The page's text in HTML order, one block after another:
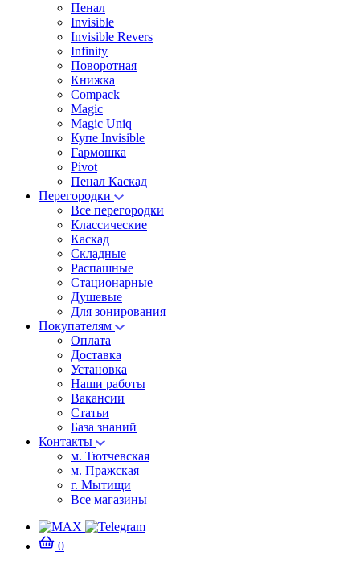
Пенал
Invisible
Invisible Revers
Infinity
Поворотная
Книжка
Compack
Magic
Magic Uniq
Купе Invisible
Гармошка
Pivot
Пенал Каскад
Перегородки
Все перегородки
Классические
Каскад
Складные
Распашные
Стационарные
Душевые
Для зонирования
Покупателям
Оплата
Доставка
Установка
Наши работы
Вакансии
Статьи
База знаний
Контакты
м. Тютчевская
м. Пражская
г. Мытищи
Все магазины
0